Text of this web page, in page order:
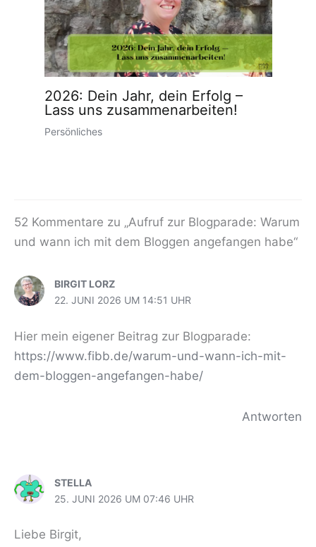
2026: Dein Jahr, dein Erfolg –
Lass uns zusammenarbeiten!
Persönliches
52 Kommentare zu „Aufruf zur Blogparade: Warum
und wann ich mit dem Bloggen angefangen habe“
BIRGIT LORZ
22. JUNI 2026 UM 14:51 UHR
Hier mein eigener Beitrag zur Blogparade:
https://www.fibb.de/warum-und-wann-ich-mit-
dem-bloggen-angefangen-habe/
Antworten
STELLA
25. JUNI 2026 UM 07:46 UHR
Liebe Birgit,